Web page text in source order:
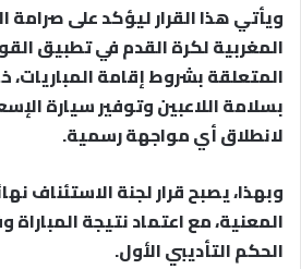
ويأتي هذا القرار ليؤكد على صرامة
المغربية لكرة القدم في تطبيق
المتعلقة بشروط إقامة
بسلامة اللاعبين وتوفير سيارة
لانطلاق أي مواجهة رسمية.
وبهذا، يصبح قرار لجنة الاستئناف
المعنية، مع اعتماد نتيجة
الحكم التأديبي الأول.